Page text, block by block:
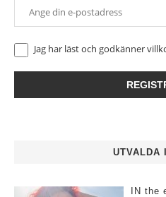
Jag har läst och godkänner
UTVALDA
IN the